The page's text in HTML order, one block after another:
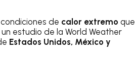
de calor extremo que
un estudio de la World Weather
Estados Unidos, México y